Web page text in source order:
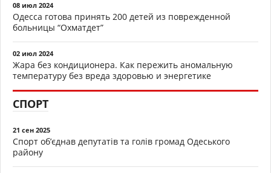
08 июл 2024
Одесса готова принять 200 детей из поврежденной
больницы “Охматдет”
02 июл 2024
Жара без кондиционера. Как пережить аномальную
температуру без вреда здоровью и энергетике
СПОРТ
21 сен 2025
Спорт об’єднав депутатів та голів громад Одеського
району